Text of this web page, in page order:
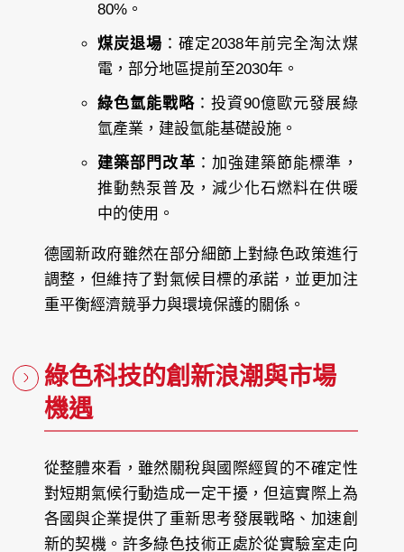
80%。
煤炭退場 ：確定2038年前完全淘汰煤
電，部分地區提前至2030年。
綠色氫能戰略 ：投資90億歐元發展綠
氫產業，建設氫能基礎設施。
建築部門改革 ：加強建築節能標準，
推動熱泵普及，減少化石燃料在供暖
中的使用。
德國新政府雖然在部分細節上對綠色政策進行
調整，但維持了對氣候目標的承諾，並更加注
重平衡經濟競爭力與環境保護的關係。
綠色科技的創新浪潮與市場
機遇
從整體來看，雖然關稅與國際經貿的不確定性
對短期氣候行動造成一定干擾，但這實際上為
各國與企業提供了重新思考發展戰略、加速創
新的契機。許多綠色技術正處於從實驗室走向